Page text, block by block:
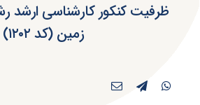
ظرفیت کنکور کارشناسی ارشد
زمین (کد ۱۲۰۲)